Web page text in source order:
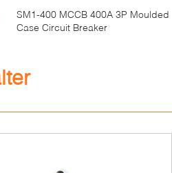
SM1-400 MCCB 400A 3P Moulded
Case Circuit Breaker